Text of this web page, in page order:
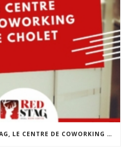
DÉCOUVREZ RED STAG, LE CENTRE DE COWORKING DE CHOLET